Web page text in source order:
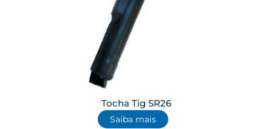
Tocha Tig SR26
Saiba mais